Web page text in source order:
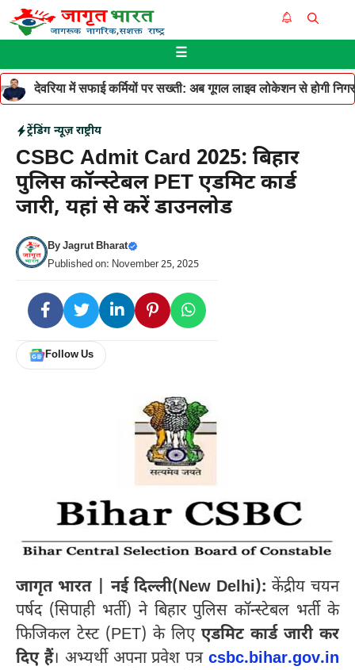
Skip
to
☰
देवरिया में सफाई कर्मियों पर सख्ती: अब गूगल लाइव लोकेशन से होगी
ट्रेंडिंग न्यूज़ राष्ट्रीय
CSBC Admit Card 2025: बिहार
पुलिस कॉन्स्टेबल PET एडमिट कार्ड
जारी, यहां से करें डाउनलोड
ByJagrut Bharat
Published on: November 25, 2025
Follow Us
जागृत भारत | नई दिल्ली(New Delhi): केंद्रीय चयन
पर्षद (सिपाही भर्ती) ने बिहार पुलिस कॉन्स्टेबल भर्ती के
फिजिकल टेस्ट (PET) के लिए एडमिट कार्ड जारी कर
दिए हैं। अभ्यर्थी अपना प्रवेश पत्रcsbc.bihar.gov.in